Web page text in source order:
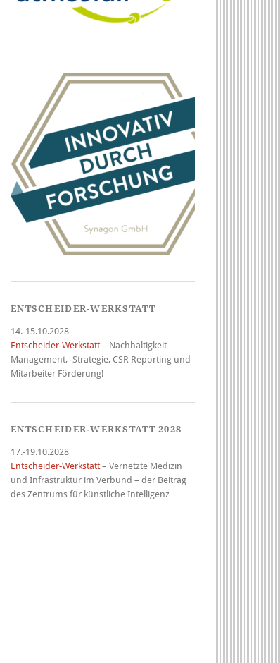
ENTSCHEIDER-WERKSTATT
14.-15.10.2028
Entscheider-Werkstatt– Nachhaltigkeit
Management, -Strategie, CSR Reporting und
Mitarbeiter Förderung!
ENTSCHEIDER-WERKSTATT 2028
17.-19.10.2028
Entscheider-Werkstatt– Vernetzte Medizin
und Infrastruktur im Verbund – der Beitrag
des Zentrums für künstliche Intelligenz